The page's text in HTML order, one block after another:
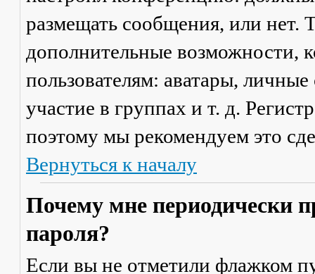
размещать сообщения, или нет.
дополнительные возможности,
пользователям: аватары,
участие в группах и т. д.
поэтому мы рекомендуем это
Вернуться к началу
Почему мне периодически
пароля?
Если вы не отметили флажком